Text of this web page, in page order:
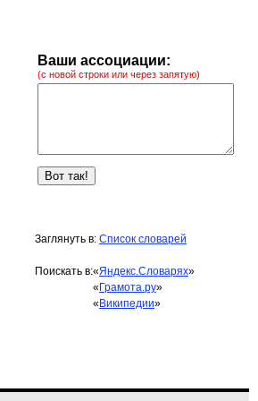
Ваши ассоциации:
(с новой строки или через запятую)
Заглянуть в: Список словарей
Поискать в:«Яндекс.Словарях»
« Грамота.ру»
« Википедии»